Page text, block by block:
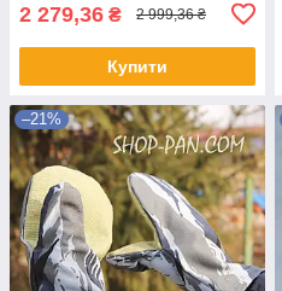
2 279,36 ₴ 2 999,36 ₴
Купити
–21%